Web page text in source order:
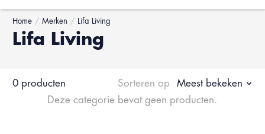
Home / Merken / Lifa Living
Lifa Living
0 producten Sorteren op
Meest bekeken
Deze categorie bevat geen producten.